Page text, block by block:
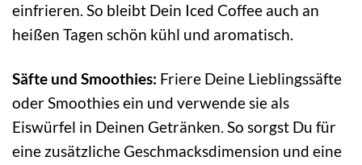
einfrieren. So bleibt Dein Iced Coffee auch an
heißen Tagen schön kühl und aromatisch.
Säfte und Smoothies: Friere Deine Lieblingssäfte
oder Smoothies ein und verwende sie als
Eiswürfel in Deinen Getränken. So sorgst Du für
eine zusätzliche Geschmacksdimension und eine